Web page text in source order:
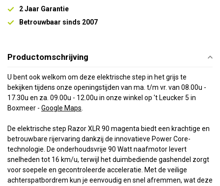
2 Jaar Garantie
Betrouwbaar sinds 2007
Productomschrijving
U bent ook welkom om deze elektrische step in het grijs te
bekijken tijdens onze openingstijden van ma. t/m vr. van 08.00u -
17.30u en za. 09.00u - 12.00u in onze winkel op 't Leucker 5 in
Boxmeer - Google Maps
De elektrische step Razor XLR 90 magenta biedt een krachtige en
betrouwbare rijervaring dankzij de innovatieve Power Core-
technologie. De onderhoudsvrije 90 Watt naafmotor levert
snelheden tot 16 km/u, terwijl het duimbediende gashendel zorgt
voor soepele en gecontroleerde acceleratie. Met de veilige
achterspatbordrem kun je eenvoudig en snel afremmen, wat deze